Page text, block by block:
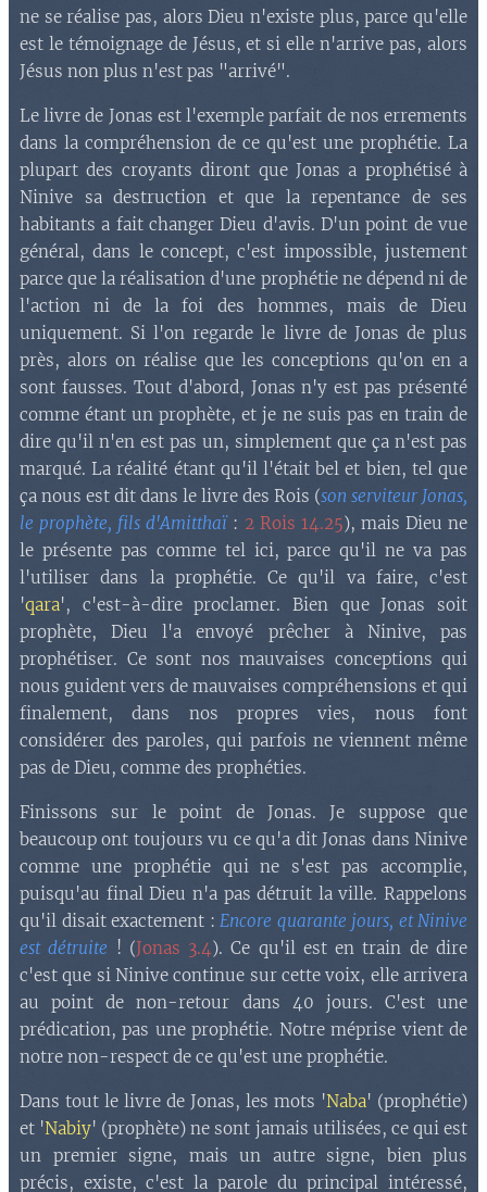
ne se réalise pas, alors Dieu n'existe plus, parce qu'elle
est le témoignage de Jésus, et si elle n'arrive pas, alors
Jésus non plus n'est pas "arrivé".
Le livre de Jonas est l'exemple parfait de nos errements
dans la compréhension de ce qu'est une prophétie. La
plupart des croyants diront que Jonas a prophétisé à
Ninive sa destruction et que la repentance de ses
habitants a fait changer Dieu d'avis. D'un point de vue
général, dans le concept, c'est impossible, justement
parce que la réalisation d'une prophétie ne dépend ni de
l'action ni de la foi des hommes, mais de Dieu
uniquement. Si l'on regarde le livre de Jonas de plus
près, alors on réalise que les conceptions qu'on en a
sont fausses. Tout d'abord, Jonas n'y est pas présenté
comme étant un prophète, et je ne suis pas en train de
dire qu'il n'en est pas un, simplement que ça n'est pas
marqué. La réalité étant qu'il l'était bel et bien, tel que
ça nous est dit dans le livre des Rois (son serviteur Jonas,
le prophète, fils d'Amitthaï: 2 Rois 14.25), mais Dieu ne
le présente pas comme tel ici, parce qu'il ne va pas
l'utiliser dans la prophétie. Ce qu'il va faire, c'est
'qara', c'est-à-dire proclamer. Bien que Jonas soit
prophète, Dieu l'a envoyé prêcher à Ninive, pas
prophétiser. Ce sont nos mauvaises conceptions qui
nous guident vers de mauvaises compréhensions et qui
finalement, dans nos propres vies, nous font
considérer des paroles, qui parfois ne viennent même
pas de Dieu, comme des prophéties.
Finissons sur le point de Jonas. Je suppose que
beaucoup ont toujours vu ce qu'a dit Jonas dans Ninive
comme une prophétie qui ne s'est pas accomplie,
puisqu'au final Dieu n'a pas détruit la ville. Rappelons
qu'il disait exactement : Encore quarante jours, et Ninive
est détruite ! (Jonas 3.4 ). Ce qu'il est en train de dire
c'est que si Ninive continue sur cette voix, elle arrivera
au point de non-retour dans 40 jours. C'est une
prédication, pas une prophétie. Notre méprise vient de
notre non-respect de ce qu'est une prophétie.
Dans tout le livre de Jonas, les mots 'Naba' (prophétie)
et 'Nabiy' (prophète) ne sont jamais utilisées, ce qui est
un premier signe, mais un autre signe, bien plus
précis, existe, c'est la parole du principal intéressé,